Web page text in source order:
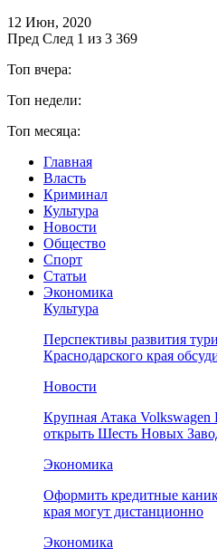
12 Июн, 2020
Пред След 1 из 3 369
Топ вчера:
Топ недели:
Топ месяца:
Главная
Власть
Криминал
Культура
Новости
Общество
Спорт
Статьи
Экономика
Культура
Перспективы развития
Краснодарского края
Новости
Крупная Атака Volkswagen
открыть Шесть Новых
Экономика
Оформить кредитные
края могут дистанционно
Экономика